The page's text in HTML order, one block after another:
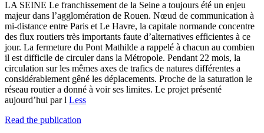
LA SEINE Le franchissement de la Seine a toujours été un enjeu
majeur dans l’agglomération de Rouen. Nœud de communication à
mi-distance entre Paris et Le Havre, la capitale normande concentre
des flux routiers très importants faute d’alternatives efficientes à ce
jour. La fermeture du Pont Mathilde a rappelé à chacun au combien
il est difficile de circuler dans la Métropole. Pendant 22 mois, la
circulation sur les mêmes axes de trafics de natures différentes a
considérablement gêné les déplacements. Proche de la saturation le
réseau routier a donné à voir ses limites. Le projet présenté
aujourd’hui par l Less
Read the publication